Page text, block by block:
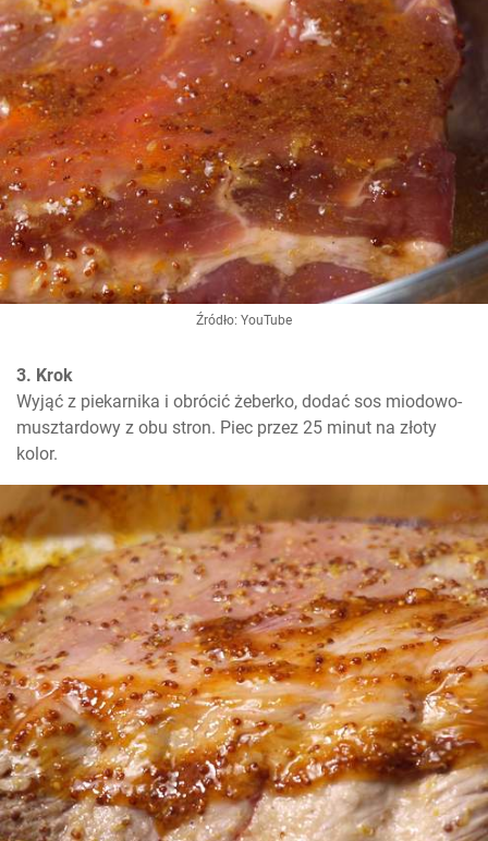
Źródło: YouTube
3. Krok
Wyjąć z piekarnika i obrócić żeberko, dodać sos miodowo-
musztardowy z obu stron. Piec przez 25 minut na złoty
kolor.